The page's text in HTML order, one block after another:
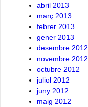
abril 2013
març 2013
febrer 2013
gener 2013
desembre 2012
novembre 2012
octubre 2012
juliol 2012
juny 2012
maig 2012